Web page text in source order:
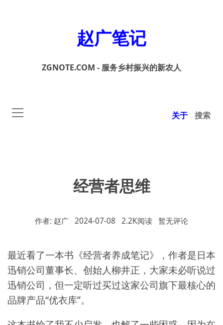
赵广笔记
ZGNOTE.COM - 服务乡村振兴的新农人
关于 搜索
经营者思维
作者: 赵广 2024-07-08 2.2K阅读 暂无评论
最近看了一本书《经营者养成笔记》，作者是日本
迅销公司董事长、创始人柳井正，大家未必听说过
迅销公司，但一定听过买过这家公司旗下最核心的
品牌产品“优衣库”。